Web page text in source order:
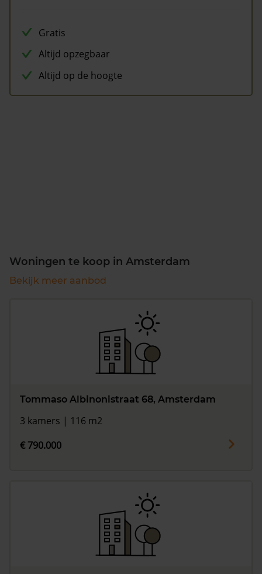
Gratis
Altijd opzegbaar
Altijd op de hoogte
Woningen te koop in Amsterdam
Bekijk meer aanbod
Tommaso Albinonistraat 68, Amsterdam
3 kamers | 116 m2
€ 790.000